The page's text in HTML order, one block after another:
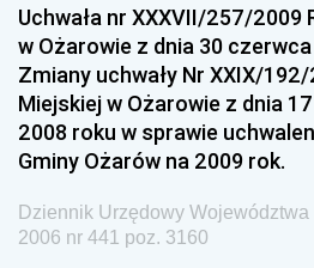
Dziennik Urzędowy Głównego
Dziennik Urzędowy Ministra
Dziennik Urzędowy Ministra
Sportu
Dziennik Urzędowy Ministra
Dziennik Urzędowy Ministra
Dziennik Urzędowy Ministra
Uchwała nr XXXVII/257/2009
w Ożarowie z dnia 30
Zmiany uchwały Nr XXIX/
Miejskiej w Ożarowie z dnia
2008 roku w sprawie
Gminy Ożarów na 2009 rok.
Dziennik Urzędowy
2006 nr 441 poz. 3160